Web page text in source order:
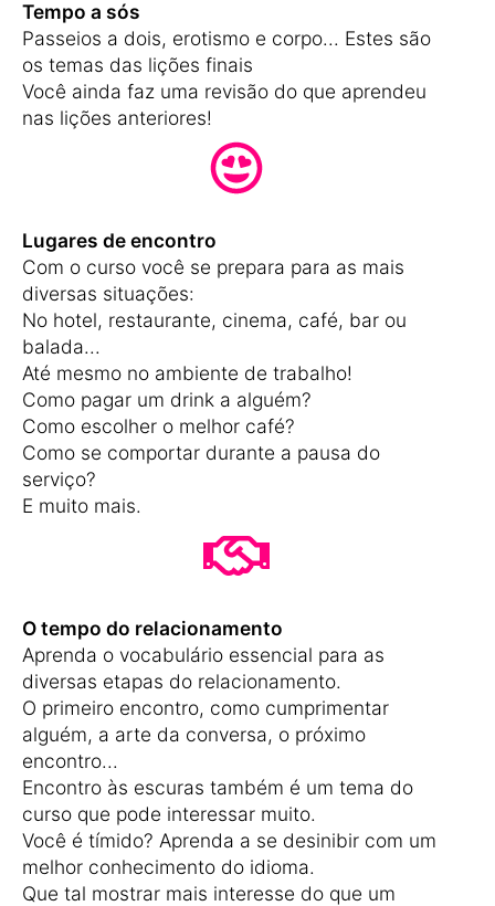
Tempo a sós
Passeios a dois, erotismo e corpo... Estes são
os temas das lições finais
Você ainda faz uma revisão do que aprendeu
nas lições anteriores!
Lugares de encontro
Com o curso você se prepara para as mais
diversas situações:
No hotel, restaurante, cinema, café, bar ou
balada...
Até mesmo no ambiente de trabalho!
Como pagar um drink a alguém?
Como escolher o melhor café?
Como se comportar durante a pausa do
serviço?
E muito mais.
O tempo do relacionamento
Aprenda o vocabulário essencial para as
diversas etapas do relacionamento.
O primeiro encontro, como cumprimentar
alguém, a arte da conversa, o próximo
encontro...
Encontro às escuras também é um tema do
curso que pode interessar muito.
Você é tímido? Aprenda a se desinibir com um
melhor conhecimento do idioma.
Que tal mostrar mais interesse do que um